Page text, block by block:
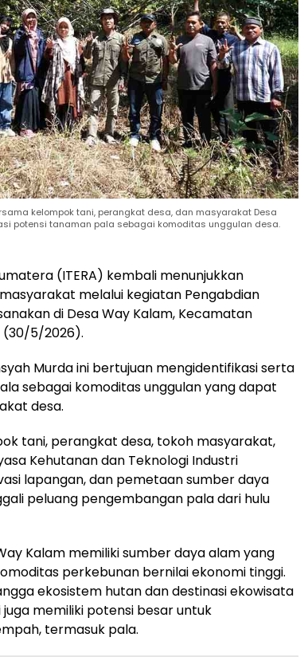
kelompok tani, perangkat desa, dan masyarakat Desa
potensi tanaman pala sebagai komoditas unggulan desa.
(ITERA) kembali menunjukkan
melalui kegiatan Pengabdian
di Desa Way Kalam, Kecamatan
(30/5/2026).
Murda ini bertujuan mengidentifikasi serta
sebagai komoditas unggulan yang dapat
desa.
tani, perangkat desa, tokoh masyarakat,
Kehutanan dan Teknologi Industri
lapangan, dan pemetaan sumber daya
peluang pengembangan pala dari hulu
Kalam memiliki sumber daya alam yang
perkebunan bernilai ekonomi tinggi.
ekosistem hutan dan destinasi ekowisata
juga memiliki potensi besar untuk
termasuk pala.